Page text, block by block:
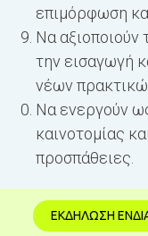
επιμόρφωση
Να αξιοποιούν
την εισαγωγή
νέων
Να ενεργούν
καινοτομίας
προσπάθειες.
ΕΚΔΗΛΩΣΗ